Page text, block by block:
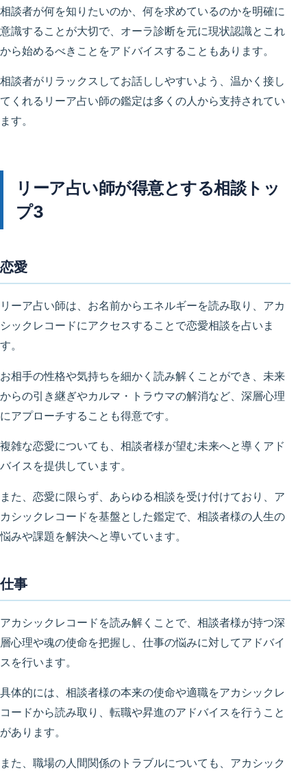
相談者が何を知りたいのか、何を求めているのかを明確に
意識することが大切で、オーラ診断を元に現状認識とこれ
から始めるべきことをアドバイスすることもあります。
相談者がリラックスしてお話ししやすいよう、温かく接し
てくれるリーア占い師の鑑定は多くの人から支持されてい
ます。
リーア占い師が得意とする相談トッ
プ3
恋愛
リーア占い師は、お名前からエネルギーを読み取り、アカ
シックレコードにアクセスすることで恋愛相談を占いま
す。
お相手の性格や気持ちを細かく読み解くことができ、未来
からの引き継ぎやカルマ・トラウマの解消など、深層心理
にアプローチすることも得意です。
複雑な恋愛についても、相談者様が望む未来へと導くアド
バイスを提供しています。
また、恋愛に限らず、あらゆる相談を受け付けており、ア
カシックレコードを基盤とした鑑定で、相談者様の人生の
悩みや課題を解決へと導いています。
仕事
アカシックレコードを読み解くことで、相談者様が持つ深
層心理や魂の使命を把握し、仕事の悩みに対してアドバイ
スを行います。
具体的には、相談者様の本来の使命や適職をアカシックレ
コードから読み取り、転職や昇進のアドバイスを行うこと
があります。
また、職場の人間関係のトラブルについても、アカシック